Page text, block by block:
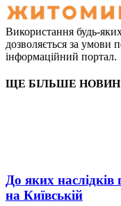
Використання будь-
дозволяється за
інформаційний портал.
ЩЕ БІЛЬШЕ НОВИН
До яких
на Київській